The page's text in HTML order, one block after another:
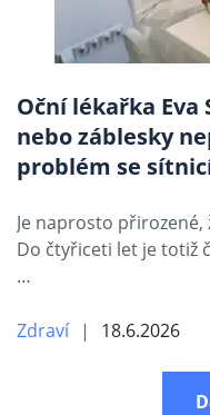
Oční lékařka Eva
nebo záblesky
problém se
Je naprosto přirozené,
Do čtyřiceti let je totiž
…
Zdraví 18.6.2026